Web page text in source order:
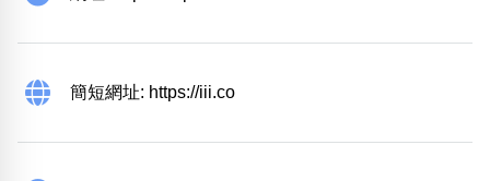
簡短網址: https://iii.co